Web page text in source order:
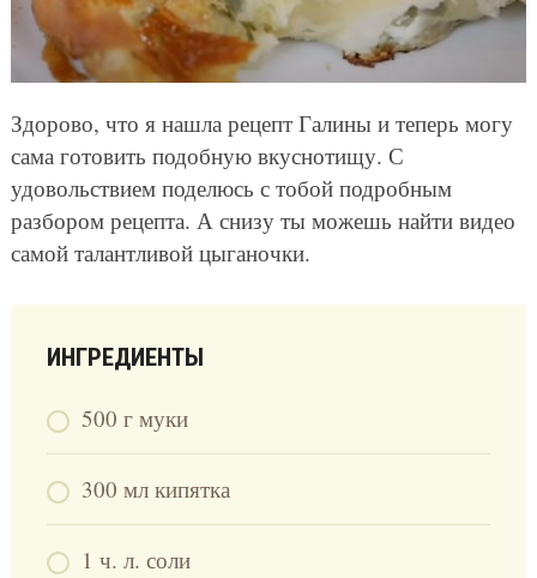
Здорово, что я нашла рецепт Галины и теперь могу
сама готовить подобную вкуснотищу. С
удовольствием поделюсь с тобой подробным
разбором рецепта. А снизу ты можешь найти видео
самой талантливой цыганочки.
ИНГРЕДИЕНТЫ
500 г муки
300 мл кипятка
1 ч. л. соли